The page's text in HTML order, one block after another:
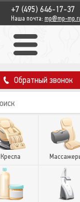
+7 (495) 646-17-37
Наша почта: mp@mp-
Обратный звонок
Кресла